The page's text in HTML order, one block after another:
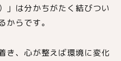
」は分かちがたく結びつい
からです。
き、心が整えば環境に変化